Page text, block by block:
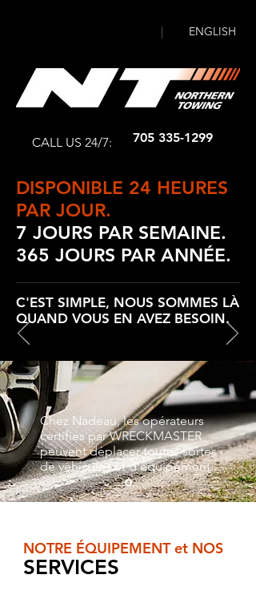
Chez Nadeau, les opérateurs
certifiés par WRECKMASTER
peuvent déplacer toutes sortes
de véhicules et d’équipement.
| ENGLISH
CALL US 24/7: 705 335-1299
DISPONIBLE 24 HEURES
PAR JOUR.
7 JOURS PAR SEMAINE.
365 JOURS PAR ANNÉE.
C'EST SIMPLE, NOUS SOMMES LÀ
QUAND VOUS EN AVEZ BESOIN.
NOTRE ÉQUIPEMENT et NOS
SERVICES